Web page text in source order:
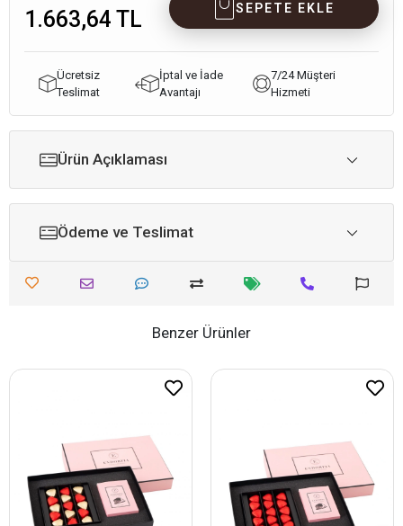
1.663,64 TL SEPETE EKLE
Ücretsiz
Teslimat
İptal ve İade
Avantajı
7/24 Müşteri
Hizmeti
Ürün Açıklaması
Ödeme ve Teslimat
Benzer Ürünler